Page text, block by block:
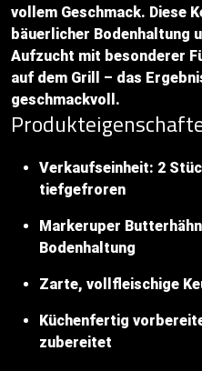
vollem Geschmack. Diese
bäuerlicher Bodenhaltung
Aufzucht mit besonderer
auf dem Grill – das
geschmackvoll.
Verkaufseinheit: 2
tiefgefroren
Markeruper
Bodenhaltung
Zarte, vollfleischige
Küchenfertig
zubereitet